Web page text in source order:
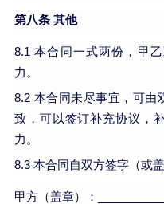
第八条 其他
8.1 本合同一式两份，甲
力。
8.2 本合同未尽事宜，可由
致，可以签订补充协议，
力。
8.3 本合同自双方签字（或
甲方（盖章）：